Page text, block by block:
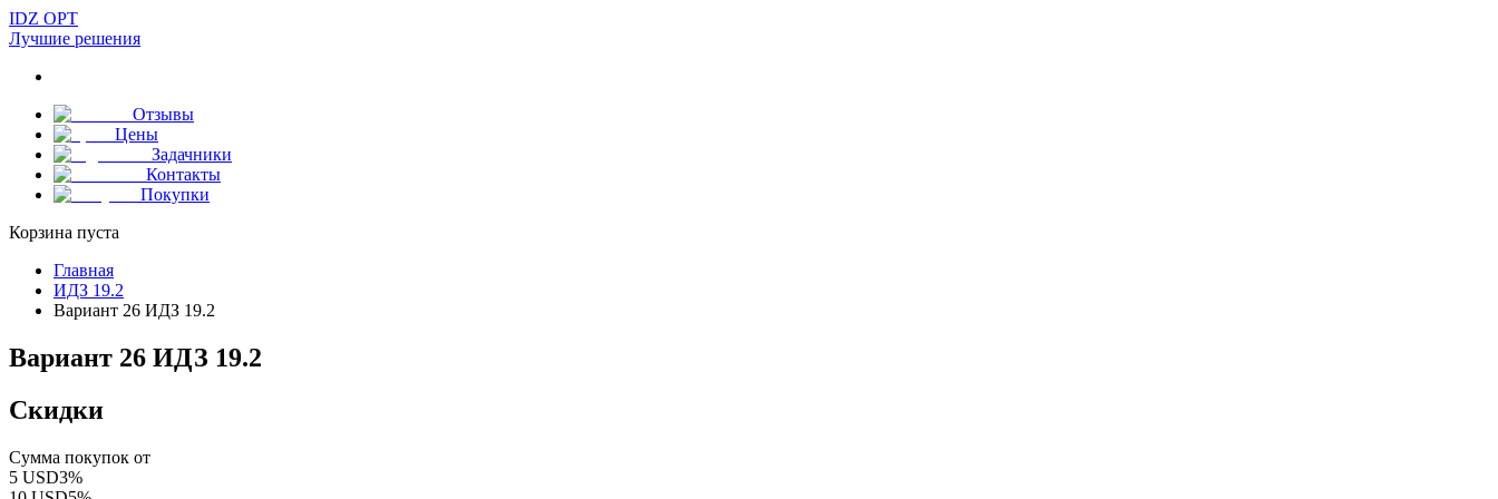
IDZ OPT
Лучшие решения
Отзывы
Цены
Задачники
Контакты
Покупки
Корзина пуста
Главная
ИДЗ 19.2
Вариант 26 ИДЗ 19.2
Вариант 26 ИДЗ 19.2
Скидки
Сумма покупок от
5 USD3%